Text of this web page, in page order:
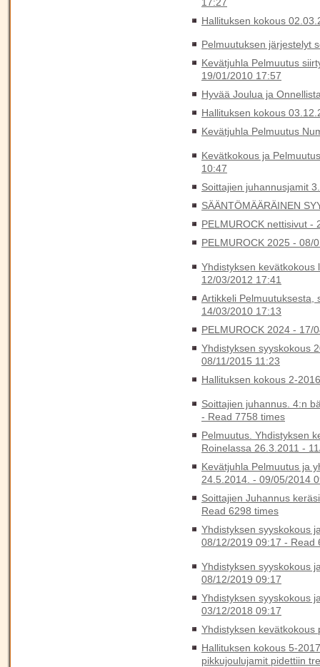
Hallituksen kokous
Pelmuutuksen järjestelyt
Kevätjuhla Pelmuutus
19/01/2010 17:57
Hyvää Joulua ja
Hallituksen kokous
Kevätjuhla Pelmuutus
Kevätkokous ja
10:47
Soittajien juhannusjamit
SÄÄNTÖMÄÄRÄINEN
PELMUROCK nettisivut -
PELMUROCK 2025 - 08/
Yhdistyksen
12/03/2012 17:41
Artikkeli Pelmuutuksesta,
14/03/2010 17:13
PELMUROCK 2024 - 17/
Yhdistyksen syyskokous
08/11/2015 11:23
Hallituksen kokous 2-
Soittajien juhannus. 4:n
- Read 7758 times
Pelmuutus. Yhdistyksen
Roinelassa 26.3.2011 -
Kevätjuhla Pelmuutus ja
24.5.2014. - 09/05/2014
Soittajien Juhannus
Read 6298 times
Yhdistyksen syyskokous
08/12/2019 09:17 - Read
Yhdistyksen syyskokous
08/12/2019 09:17
Yhdistyksen syyskokous
03/12/2018 09:17
Yhdistyksen
Hallituksen kokous 5-
pikkujoulujamit pidettiin